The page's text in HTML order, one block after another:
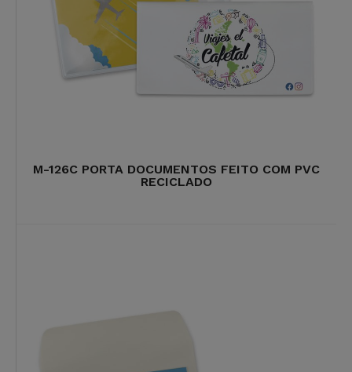
M-126C PORTA DOCUMENTOS FEITO COM PVC
RECICLADO